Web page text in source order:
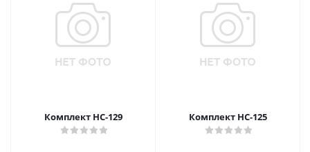
Комплект НС-129 Комплект НС-125